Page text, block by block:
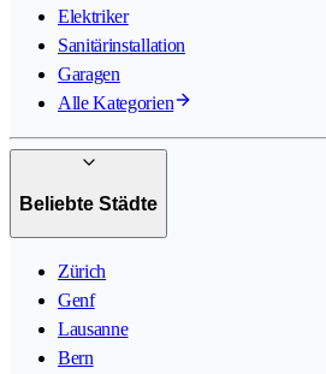
Elektriker
Sanitärinstallation
Garagen
Alle Kategorien
Beliebte Städte
Zürich
Genf
Lausanne
Bern